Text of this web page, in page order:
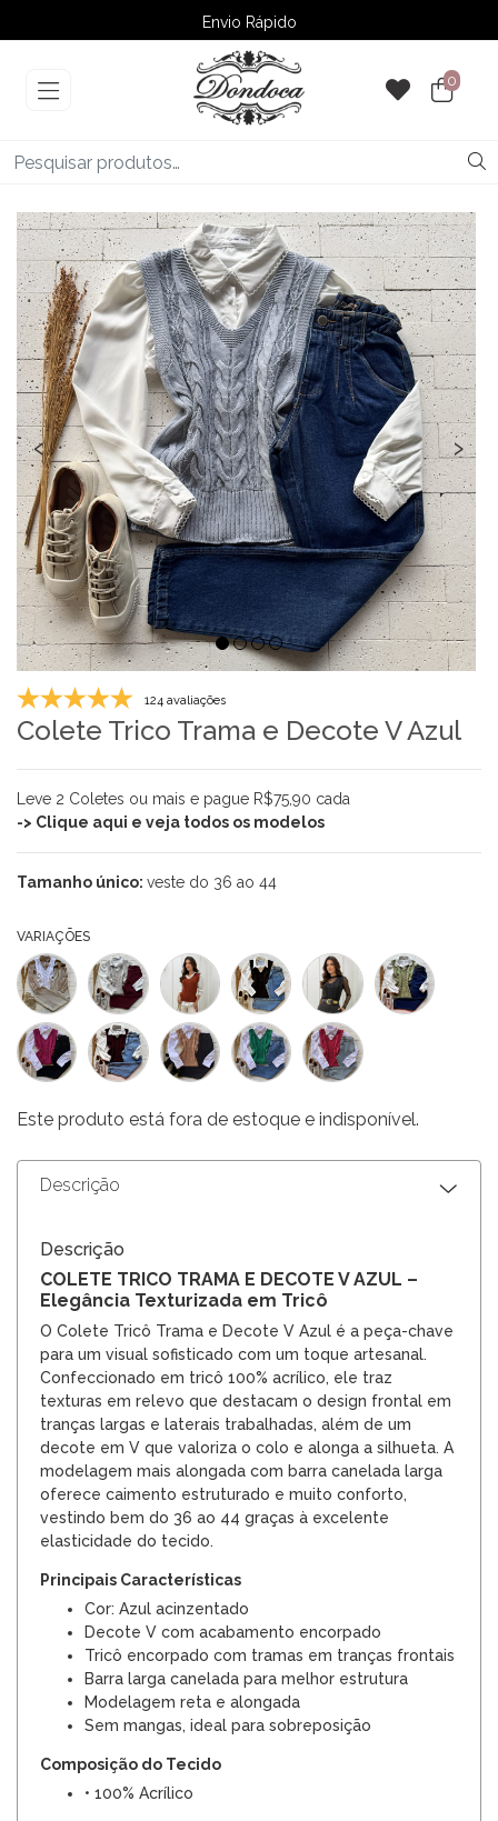
Envio Rápido
➚ Ofertas– Até 60% OFF
0
‹ ›
124 avaliações
Colete Trico Trama e Decote V Azul
Leve 2 Coletes ou mais e pague R$75,90 cada
-> Clique aqui e veja todos os modelos
Tamanho único: veste do 36 ao 44
VARIAÇÕES
Este produto está fora de estoque e indisponível.
Descrição
Descrição
COLETE TRICO TRAMA E DECOTE V AZUL –
Elegância Texturizada em Tricô
O Colete Tricô Trama e Decote V Azul é a peça-chave
para um visual sofisticado com um toque artesanal.
Confeccionado em tricô 100% acrílico, ele traz
texturas em relevo que destacam o design frontal em
tranças largas e laterais trabalhadas, além de um
decote em V que valoriza o colo e alonga a silhueta. A
modelagem mais alongada com barra canelada larga
oferece caimento estruturado e muito conforto,
vestindo bem do 36 ao 44 graças à excelente
elasticidade do tecido.
Principais Características
Cor: Azul acinzentado
Decote V com acabamento encorpado
Tricô encorpado com tramas em tranças frontais
Barra larga canelada para melhor estrutura
Modelagem reta e alongada
Sem mangas, ideal para sobreposição
Composição do Tecido
• 100% Acrílico